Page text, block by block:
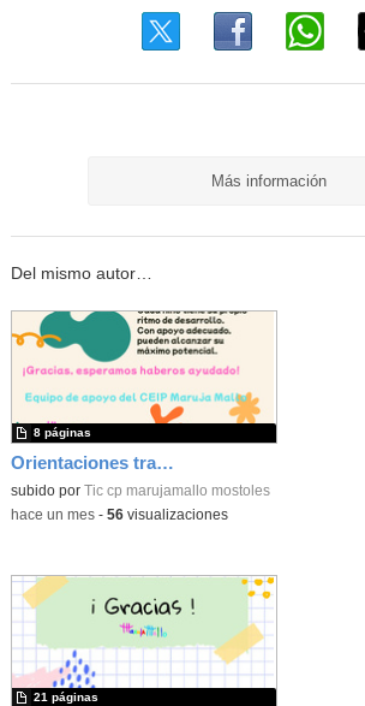
Más información
Del mismo autor…
Orientaciones trastorno del desarrollo del lenguaje
subido por Tic cp marujamallo mostoles
8 páginas
-hace un mes- 56visualizaciones
21 páginas